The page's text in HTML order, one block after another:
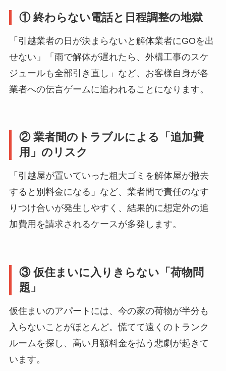
① 終わらない電話と日程調整の地獄
「引越業者の日が決まらないと解体業者にGOを出
せない」「雨で解体が遅れたら、外構工事のスケ
ジュールも全部引き直し」など、お客様自身が各
業者への伝言ゲームに追われることになります。
② 業者間のトラブルによる「追加費
用」のリスク
「引越屋が置いていった粗大ゴミを解体屋が撤去
すると別料金になる」など、業者間で責任のなす
りつけ合いが発生しやすく、結果的に想定外の追
加費用を請求されるケースが多発します。
③ 仮住まいに入りきらない「荷物問
題」
仮住まいのアパートには、今の家の荷物が半分も
入らないことがほとんど。慌てて遠くのトランク
ルームを探し、高い月額料金を払う悲劇が起きて
います。